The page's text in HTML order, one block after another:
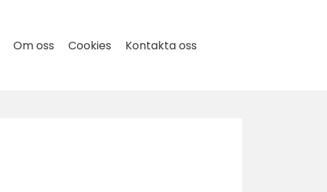
Om oss Cookies Kontakta oss